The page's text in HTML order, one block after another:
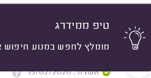
טיפ ממידרג
מומלץ לחפש במנוע חיפוש
תיקונים
אשרור: 15/02/2026
10